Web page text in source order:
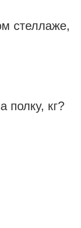
стеллаже,
полку, кг?